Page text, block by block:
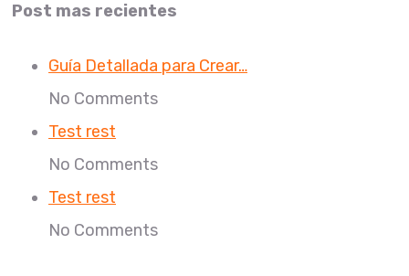
Post mas recientes
Guía Detallada para Crear…
No Comments
Test rest
No Comments
Test rest
No Comments